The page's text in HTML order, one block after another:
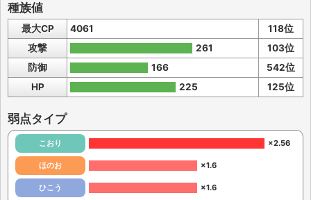
種族値
最大CP 4061
118位
攻撃
261
103位
防御
166
542位
HP
225 125位
弱点タイプ
こおり ×2.56
ほのお ×1.6
ひこう ×1.6